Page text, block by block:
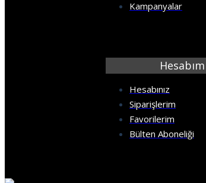
Kampanyalar
Hesabım
Hesabınız
Siparişlerim
Favorilerim
Bülten Aboneliği